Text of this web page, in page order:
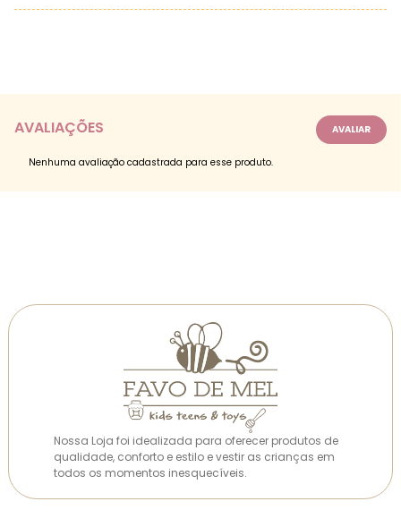
AVALIAÇÕES
Nenhuma avaliação cadastrada para esse produto.
Nossa Loja foi idealizada para oferecer produtos de
qualidade, conforto e estilo e vestir as crianças em
todos os momentos inesquecíveis.